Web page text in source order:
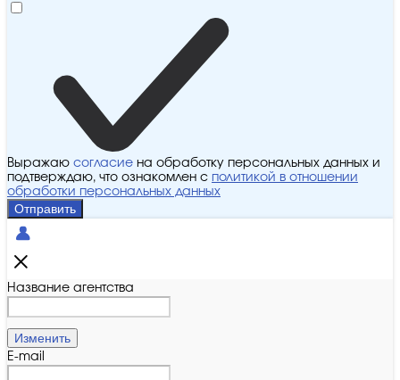
Выражаю согласие на обработку персональных данных и
подтверждаю, что ознакомлен с политикой в отношении
обработки персональных данных
Отправить
Название агентства
Изменить
E-mail